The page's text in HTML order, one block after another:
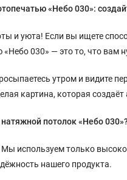
«Небо 030»:
и уюта! Если вы ищете
«Небо 030» — это то, что вам
утром и видите
картина, которая
потолок «Небо
Мы используем только
нашего продукта.